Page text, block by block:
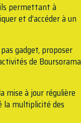
permettant à
et d’accéder à un
gadget, proposer
de Boursorama
mise à jour régulière
la multiplicité des